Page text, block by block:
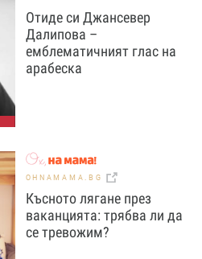
Отиде си Джансевер
Далипова –
емблематичният глас на
арабеска
OHNAMAMA.BG
Късното лягане през
ваканцията: трябва ли да
се тревожим?